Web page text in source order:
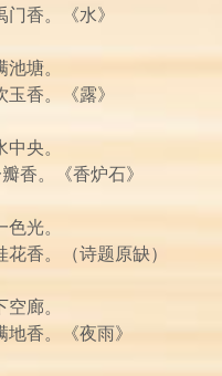
香。《水》
塘。
香。《露》
央。
。《香炉石》
光。
香。（诗题原缺）
廊。
香。《夜雨》